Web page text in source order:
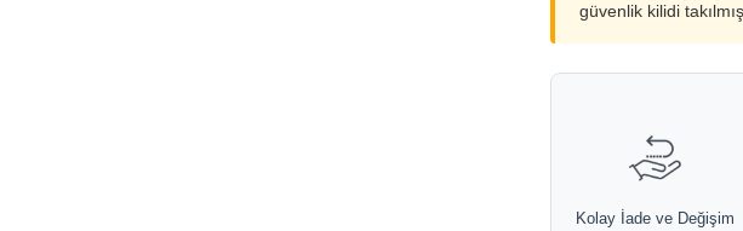
güvenlik kilidi
Kolay İade ve Değişim